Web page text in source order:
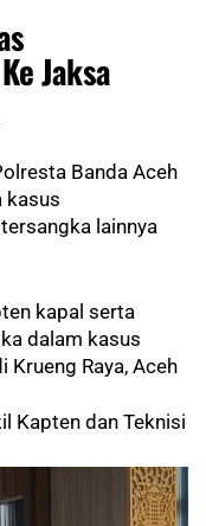
Jaksa
Banda Aceh
kasus
lainnya
kapal serta
dalam kasus
Krueng Raya, Aceh
Kapten dan Teknisi